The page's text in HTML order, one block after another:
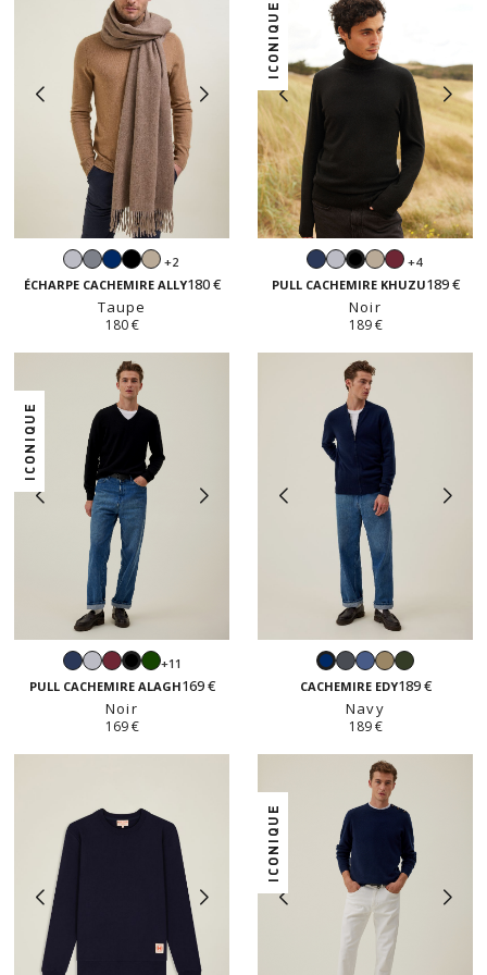
Gris
perle
Gris
souris
NavyNoirBeige
sable
+2
ÉCHARPE CACHEMIRE ALLY180 €
Taupe
180 €
ICONIQUE
Navy
Gris
perle
NoirBeige
sable
Bordeaux
+4
PULL CACHEMIRE KHUZU189 €
Noir
189 €
ICONIQUE
Navy
Gris
perle
Bordeaux
NoirVert
anglais
+11
PULL CACHEMIRE ALAGH169 €
Noir
169 €
NavyGris
anthracite
Denim
Taupe
CACHEMIRE EDY189 €
Navy
189 €
ICONIQUE